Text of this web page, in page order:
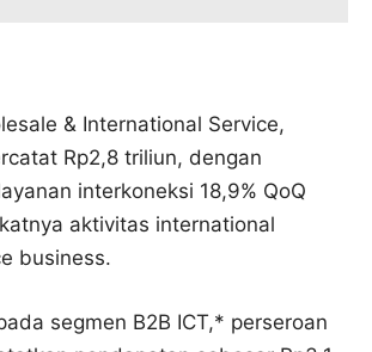
& International Service,
Rp2,8 triliun, dengan
interkoneksi 18,9% QoQ
aktivitas international
business.
segmen B2B ICT,* perseroan